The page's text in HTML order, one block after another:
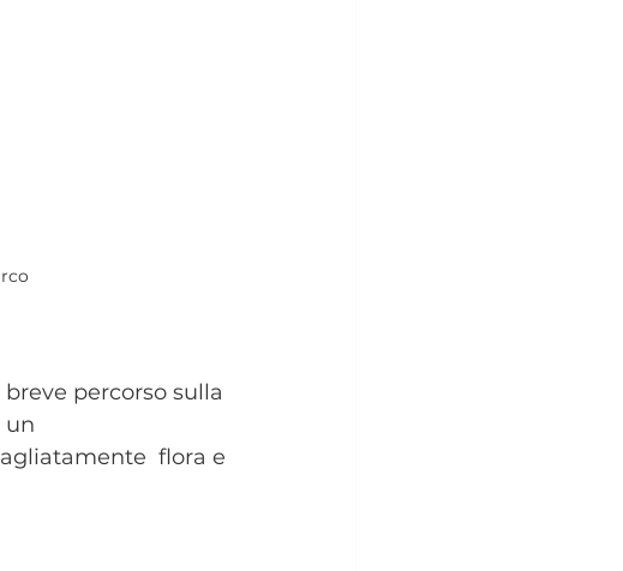
percorso sulla
un
flora e